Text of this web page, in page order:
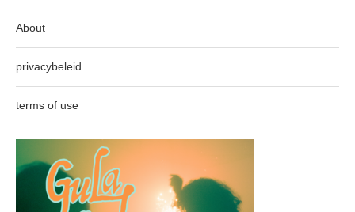
About
privacybeleid
terms of use